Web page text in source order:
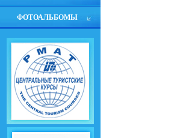
ФОТОАЛЬБОМЫ